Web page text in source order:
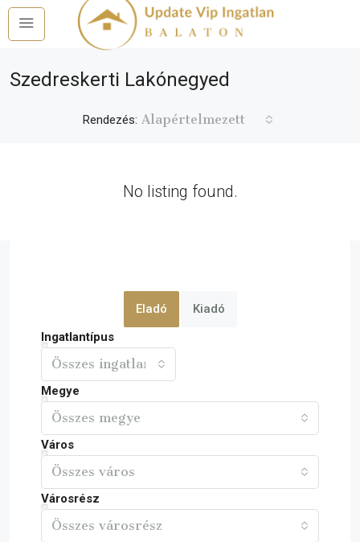
Szedreskerti Lakónegyed
Rendezés: Alapértelmezett
No listing found.
Eladó
Kiadó
Ingatlantípus
Összes ingatlan
Megye
Összes megye
Város
Összes város
Városrész
Összes városrész